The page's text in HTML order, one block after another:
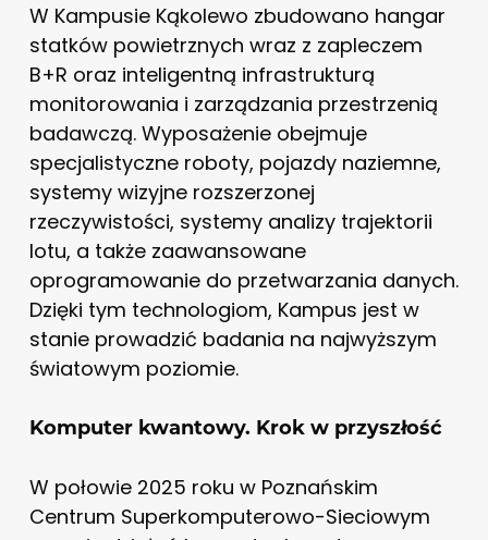
W Kampusie Kąkolewo zbudowano hangar
statków powietrznych wraz z zapleczem
B+R oraz inteligentną infrastrukturą
monitorowania i zarządzania przestrzenią
badawczą. Wyposażenie obejmuje
specjalistyczne roboty, pojazdy naziemne,
systemy wizyjne rozszerzonej
rzeczywistości, systemy analizy trajektorii
lotu, a także zaawansowane
oprogramowanie do przetwarzania danych.
Dzięki tym technologiom, Kampus jest w
stanie prowadzić badania na najwyższym
światowym poziomie.
Komputer kwantowy. Krok w przyszłość
W połowie 2025 roku w Poznańskim
Centrum Superkomputerowo-Sieciowym